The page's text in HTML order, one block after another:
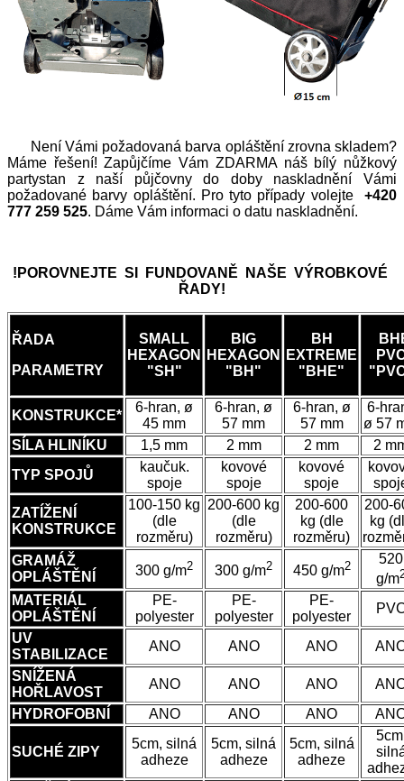
Není Vámi požadovaná barva opláštění zrovna skladem?
Máme řešení! Zapůjčíme Vám ZDARMA náš bílý nůžkový
partystan z naší půjčovny do doby naskladnění Vámi
požadované barvy opláštění. Pro tyto případy volejte +420
777 259 525. Dáme Vám informaci o datu naskladnění.
!POROVNEJTE SI FUNDOVANĚ NAŠE VÝROBKOVÉ
ŘADY!
ŘADA
PARAMETRY
SMALL
HEXAGON
"SH"
BIG
HEXAGON
"BH"
BH
EXTREME
"BHE"
KONSTRUKCE*
6-hran, ø
45 mm
6-hran, ø
57 mm
6-hran, ø
57 mm
6-
ø 57
SÍLA HLINÍKU
1,5 mm 2 mm 2 mm
2
TYP SPOJŮ
kaučuk.
spoje
kovové
spoje
kovové
spoje
ZATÍŽENÍ
KONSTRUKCE
100-150 kg
(dle
rozměru)
200-600 kg
(dle
rozměru)
200-600
kg (dle
rozměru)
200-
kg
GRAMÁŽ
OPLÁŠTĚNÍ
300 g/m2 300 g/m2 450 g/m2
520
g/m
MATERIÁL
OPLÁŠTĚNÍ
PE-
polyester
PE-
polyester
PE-
polyester
UV
STABILIZACE
ANO ANO ANO
SNÍŽENÁ
HOŘLAVOST
ANO ANO ANO
HYDROFOBNÍ
ANO ANO ANO
SUCHÉ ZIPY
5cm, silná
adheze
5cm, silná
adheze
5cm, silná
adheze